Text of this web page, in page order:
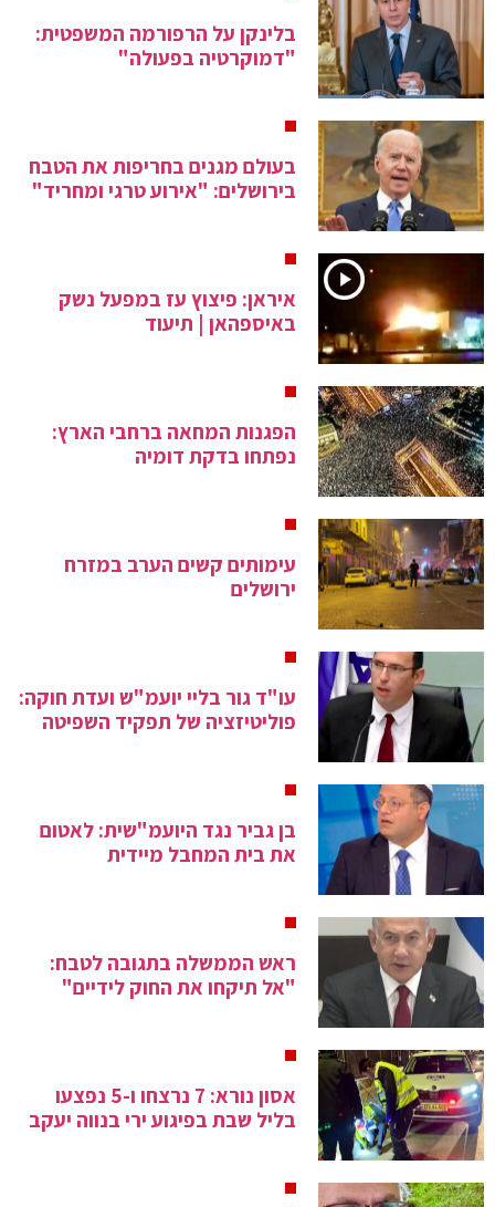
בלינקן על הרפורמה המשפטית:
"דמוקרטיה בפעולה"
בעולם מגנים בחריפות את הטבח
בירושלים: "אירוע טרגי ומחריד"
איראן: פיצוץ עז במפעל נשק
באיספהאן | תיעוד
הפגנות המחאה ברחבי הארץ:
נפתחו בדקת דומיה
עימותים קשים הערב במזרח
ירושלים
עו"ד גור בליי יועמ"ש ועדת חוקה:
פוליטיזציה של תפקיד השפיטה
בן גביר נגד היועמ"שית: לאטום
את בית המחבל מיידית
ראש הממשלה בתגובה לטבח:
"אל תיקחו את החוק לידיים"
אסון נורא: 7 נרצחו ו-5 נפצעו
בליל שבת בפיגוע ירי בנווה יעקב